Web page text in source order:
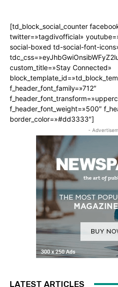
[td_block_social_counter
twitter=»tagdivofficial»
social-boxed td-social-font-
custom_title=»Stay Connected»
f_header_font_family=»712″
f_header_font_weight=»500″
border_color=»#dd3333″]
-
LATEST ARTICLES